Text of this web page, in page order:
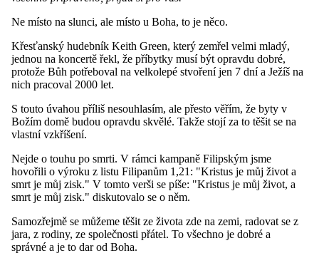
Ne místo na slunci, ale místo u Boha, to je něco.
Křesťanský hudebník Keith Green, který zemřel velmi mladý,
jednou na koncertě řekl, že příbytky musí být opravdu dobré,
protože Bůh potřeboval na velkolepé stvoření jen 7 dní a Ježíš na
nich pracoval 2000 let.
S touto úvahou příliš nesouhlasím, ale přesto věřím, že byty v
Božím domě budou opravdu skvělé. Takže stojí za to těšit se na
vlastní vzkříšení.
Nejde o touhu po smrti. V rámci kampaně Filipským jsme
hovořili o výroku z listu Filipanům 1,21: "Kristus je můj život a
smrt je můj zisk." V tomto verši se píše: "Kristus je můj život, a
smrt je můj zisk." diskutovalo se o něm.
Samozřejmě se můžeme těšit ze života zde na zemi, radovat se z
jara, z rodiny, ze společnosti přátel. To všechno je dobré a
správné a je to dar od Boha.